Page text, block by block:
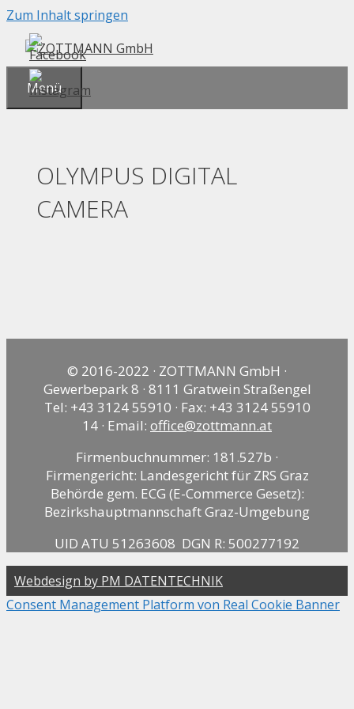
Zum Inhalt springen
Menü
OLYMPUS DIGITAL
CAMERA
© 2016-2022 · ZOTTMANN GmbH ·
Gewerbepark 8 · 8111 Gratwein Straßengel
Tel: +43 3124 55910 · Fax: +43 3124 55910
14 · Email: office@zottmann.at
Firmenbuchnummer: 181.527b ·
Firmengericht: Landesgericht für ZRS Graz
Behörde gem. ECG (E-Commerce Gesetz):
Bezirkshauptmannschaft Graz-Umgebung
UID ATU 51263608 DGN R: 500277192
Webdesign by PM DATENTECHNIK
Consent Management Platform von Real Cookie Banner